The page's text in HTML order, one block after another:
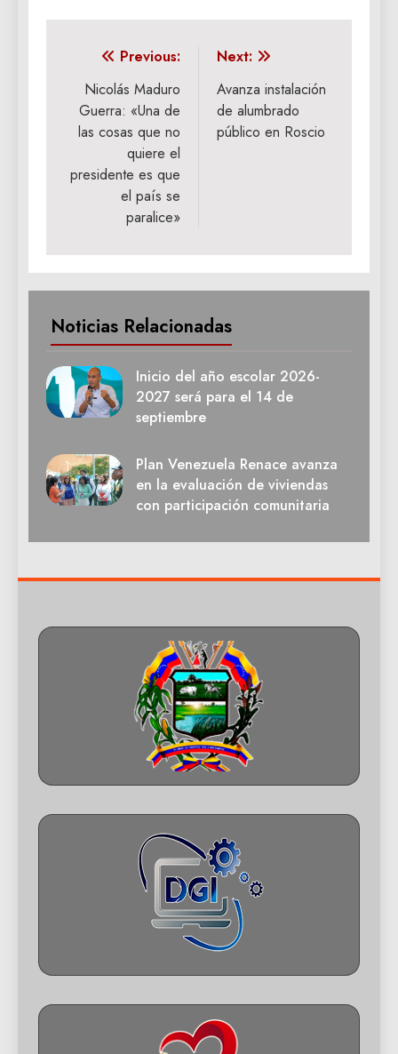
Navegación
de
entradas
Previous:
Nicolás Maduro
Guerra: «Una de
las cosas que no
quiere el
presidente es que
el país se
paralice»
Next:
Avanza instalación
de alumbrado
público en Roscio
Noticias Relacionadas
Inicio del año escolar 2026-
2027 será para el 14 de
septiembre
Plan Venezuela Renace avanza
en la evaluación de viviendas
con participación comunitaria